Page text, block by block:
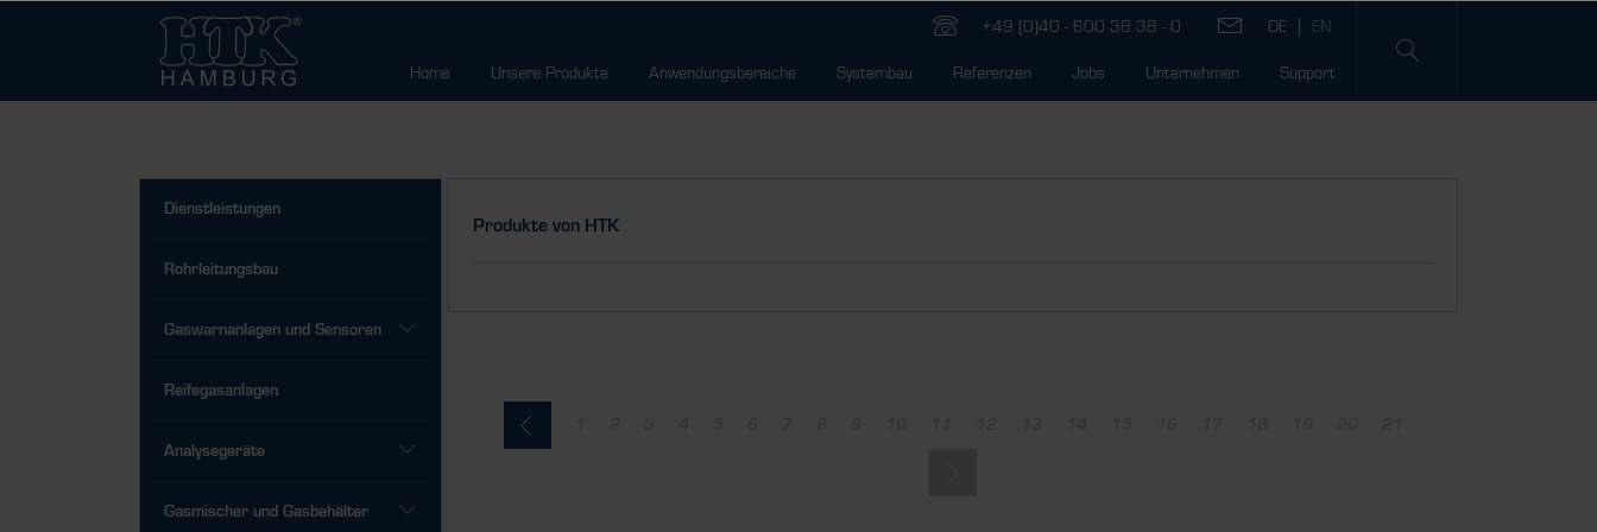
+49 (0)40 - 600 38 38 - 0
Home Unsere Produkte Anwendungsbereiche Systembau Referenzen Jobs Unternehmen Support
Dienstleistungen
Rohrleitungsbau
Gaswarnanlagen und Sensoren
Reifegasanlagen
Analysegeräte
Gasmischer und Gasbehälter
Produkte von HTK